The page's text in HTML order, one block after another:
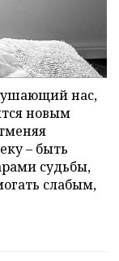
нас,
новым
– быть
судьбы,
слабым,